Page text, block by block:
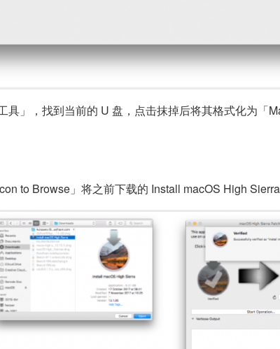
」，找到当前的 U 盘，点击抹掉后将其格式化为「
to Browse」将之前下载的 Install macOS High Sierra